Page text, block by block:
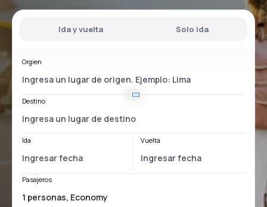
Ida y vuelta Solo ida
Orgien
Destino
Ida Vuelta
Pasajeros